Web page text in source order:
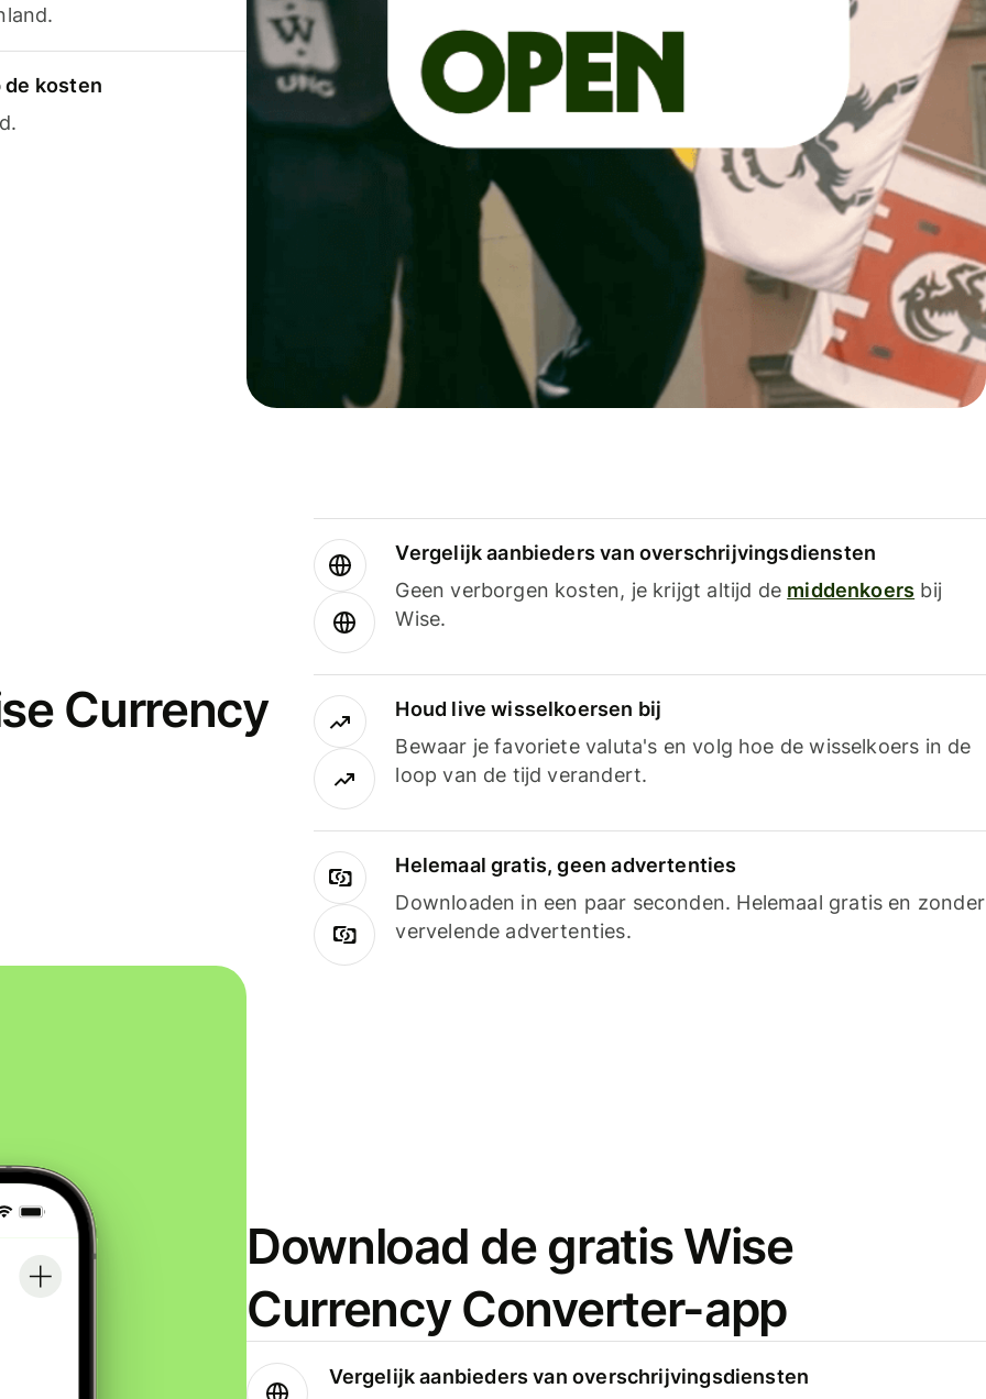
de kosten
Currency
Vergelijk aanbieders van overschrijvingsdiensten
Geen verborgen kosten, je krijgt altijd de middenkoers bij
Wise.
Houd live wisselkoersen bij
Bewaar je favoriete valuta's en volg hoe de wisselkoers in de
loop van de tijd verandert.
Helemaal gratis, geen advertenties
Downloaden in een paar seconden. Helemaal gratis en zonder
vervelende advertenties.
Download de gratis Wise
Currency Converter-app
Vergelijk aanbieders van overschrijvingsdiensten